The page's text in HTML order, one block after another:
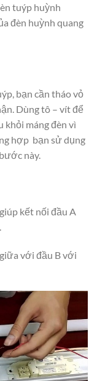
tuýp huỳnh
đèn huỳnh quang
bạn cần tháo vỏ
Dùng tô – vít để
khỏi máng đèn vì
hợp bạn sử dụng
này.
kết nối đầu A
với đầu B với